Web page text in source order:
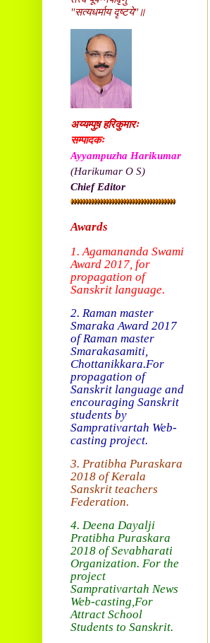
"सत्यधर्माय दृष्टये"॥
अय्यम्पुष़ हरिकुमारः
सम्पादकः
Ayyampuzha Harikumar
(Harikumar O S)
Chief Editor
Awards
1. Agamananda Swami
Award 2017, for
propagation of
Sanskrit language.
2. Raman master
Smaraka Award 2017
of Raman master
Smarakasamiti,
Chottanikkara.For
propagation of
Sanskrit language and
encouraging Sanskrit
students by
Samprativartah Web-
casting project.
3. Pratibha Puraskara
2018 ofKerala
Sanskrit teachers
Federation.
4. Deena Dayalji
Pratibha Puraskara
2018 of Sevabharati
Organization. For the
project
Samprativartah News
Web-casting,For
Attract School
Students to Sanskrit.